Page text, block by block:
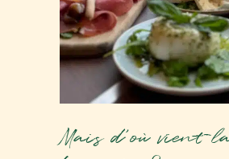
Mais d’où vient